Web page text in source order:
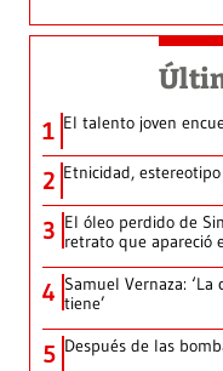
1 El talento joven
2 Etnicidad,
3 El óleo perdido de
retrato que apareció
4 Samuel Vernaza:
tiene’
5 Después de las